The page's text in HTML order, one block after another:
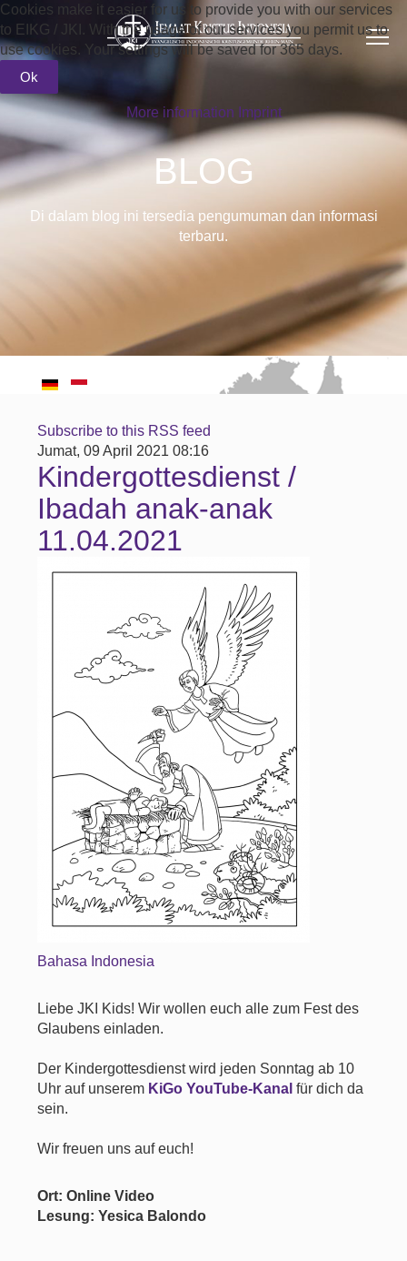
BLOG
Di dalam blog ini tersedia pengumuman dan informasi
terbaru.
Subscribe to this RSS feed
Jumat, 09 April 2021 08:16
Kindergottesdienst /
Ibadah anak-anak
11.04.2021
Bahasa Indonesia
Liebe JKI Kids! Wir wollen euch alle zum Fest des
Glaubens einladen.
Der Kindergottesdienst wird jeden Sonntag ab 10
Uhr auf unserem KiGo YouTube-Kanal für dich da
sein.
Wir freuen uns auf euch!
Ort: Online Video
Lesung: Yesica Balondo
Cookies make it easier for us to provide you with our services
to EIKG / JKI. With the usage of our services you permit us to
use cookies. Your settings will be saved for 365 days.
Ok
More information Imprint